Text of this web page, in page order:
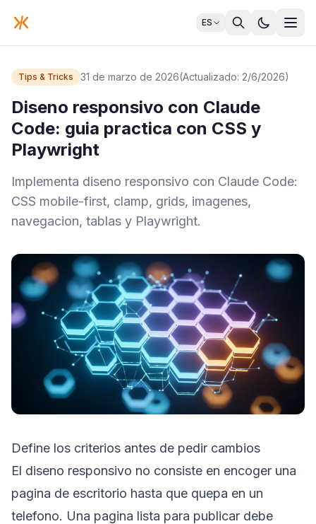
ES
Tips & Tricks 31 de marzo de 2026(Actualizado: 2/6/2026)
Diseno responsivo con Claude
Code: guia practica con CSS y
Playwright
Implementa diseno responsivo con Claude Code:
CSS mobile-first, clamp, grids, imagenes,
navegacion, tablas y Playwright.
Define los criterios antes de pedir cambios
El diseno responsivo no consiste en encoger una
pagina de escritorio hasta que quepa en un
telefono. Una pagina lista para publicar debe